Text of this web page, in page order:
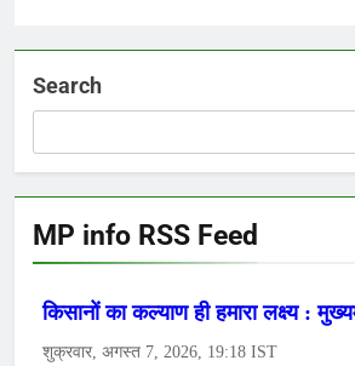
Search
MP info RSS Feed